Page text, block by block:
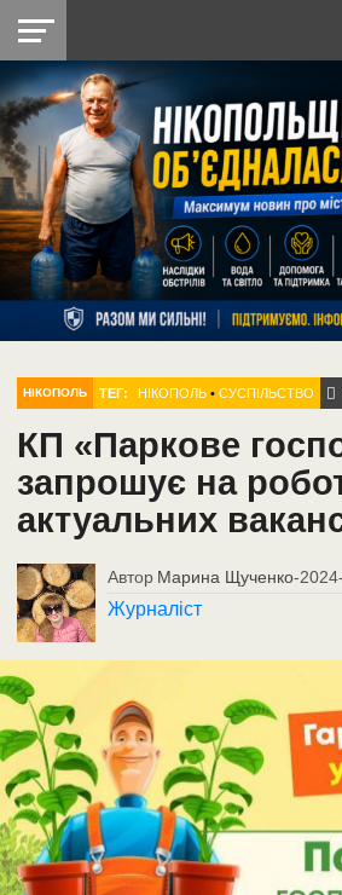
НІКОПОЛЬ
РАЙОН
СІЧЕСЛАВСЬКА
УКРАЇНА
РЕТРО
НІКОПОЛЬ
ЛАЙТ
УКРАЇНА
ДОПОМОГА
РАДІО
НІКОПОЛЬ ТЕГ: НІКОПОЛЬ •СУСПІЛЬСТВО
КП «Паркове
запрошує на
актуальних
Автор Марина Щученко-
Журналіст